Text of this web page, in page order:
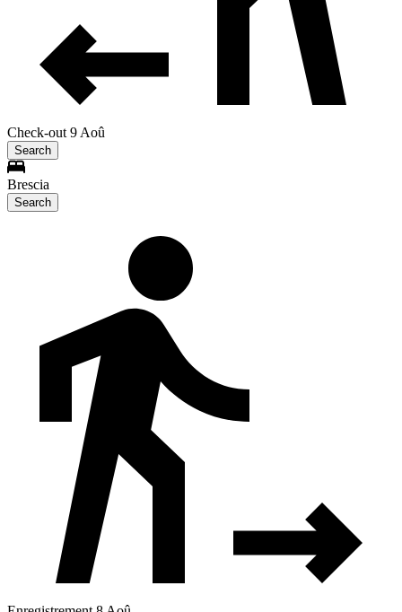
Check-out 9 Aoû
Search
Brescia
Search